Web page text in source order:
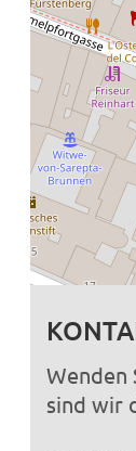
Wenden
sind wir